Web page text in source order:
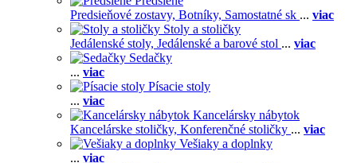
Predsieňové zostavy, Botníky, Samostatné sk ... viac
Stoly a stoličky
Jedálenské stoly, Jedálenské a barové stol ... viac
Sedačky
... viac
Písacie stoly
... viac
Kancelársky nábytok
Kancelárske stoličky, Konferenčné stoličky ... viac
Vešiaky a doplnky
... viac